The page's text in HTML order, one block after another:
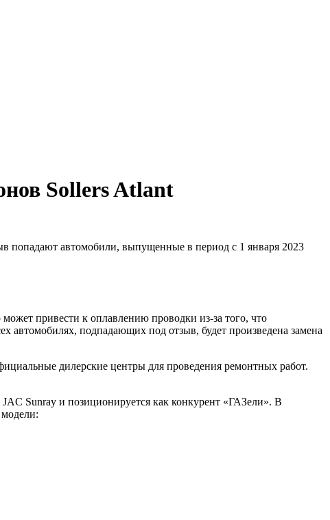
Sollers Atlant
попадают автомобили, выпущенные в период с 1 января 2023
привести к оплавлению проводки из-за того, что
автомобилях, подпадающих под отзыв, будет произведена замена
дилерские центры для проведения ремонтных работ.
Sunray и позиционируется как конкурент «ГАЗели». В